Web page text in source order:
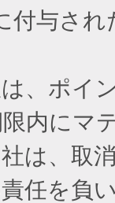
付与さ
、ポイ
内にマ
は、取
任を負